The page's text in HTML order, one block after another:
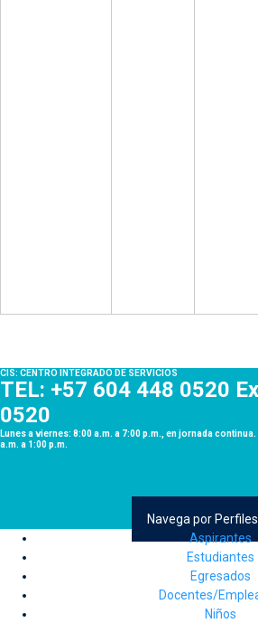
CIS: CENTRO INTEGRADO DE SERVICIOS
TEL: +57 604 448 0520
0520
Lunes a viernes: 8:00 a.m. a 7:00 p.m., en jornada
a.m. a 1:00 p.m.
Navega por Perfiles
Aspirantes
Estudiantes
Egresados
Docentes/
Niños